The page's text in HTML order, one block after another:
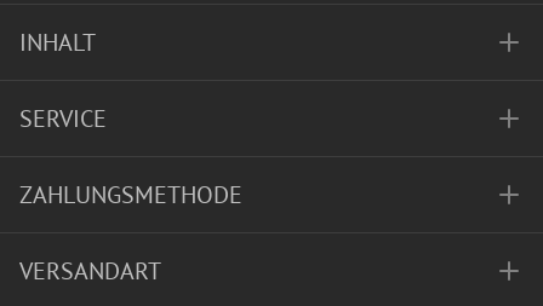
INHALT
SERVICE
ZAHLUNGSMETHODE
VERSANDART